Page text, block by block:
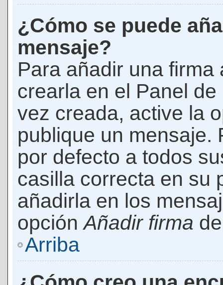
¿Cómo se puede
mensaje?
Para añadir una
crearla en el Panel
vez creada, active la
publique un mensaje.
por defecto a todos
casilla correcta en su
añadirla en los
opciónAñadir firma
Arriba